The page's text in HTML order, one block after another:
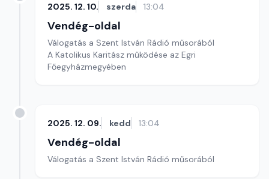
2025. 12. 10. szerda 13:04
Vendég-oldal
Válogatás a Szent István Rádió műsorából
A Katolikus Karitász működése az Egri
Főegyházmegyében
2025. 12. 09. kedd 13:04
Vendég-oldal
Válogatás a Szent István Rádió műsorából